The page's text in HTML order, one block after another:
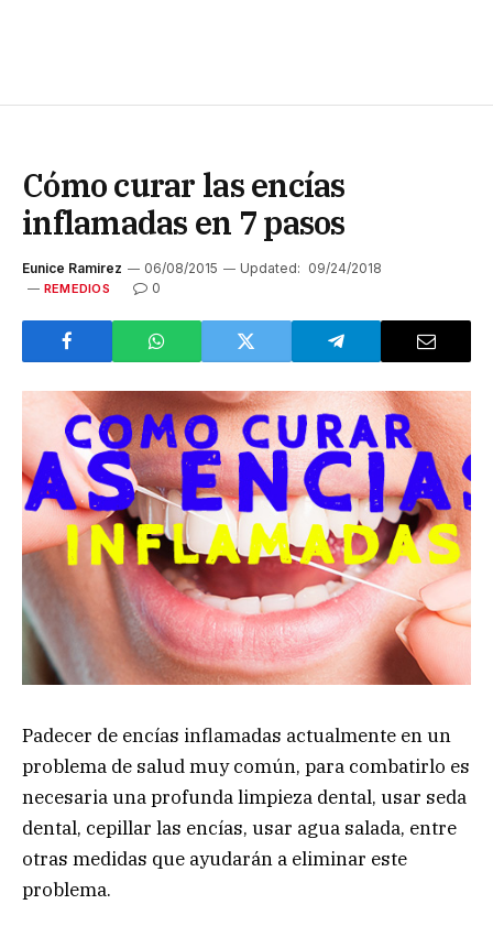
Cómo curar las encías
inflamadas en 7 pasos
Eunice Ramirez 06/08/2015 Updated: 09/24/2018
REMEDIOS 0
Padecer de encías inflamadas actualmente en un
problema de salud muy común, para combatirlo es
necesaria una profunda limpieza dental, usar seda
dental, cepillar las encías, usar agua salada, entre
otras medidas que ayudarán a eliminar este
problema.